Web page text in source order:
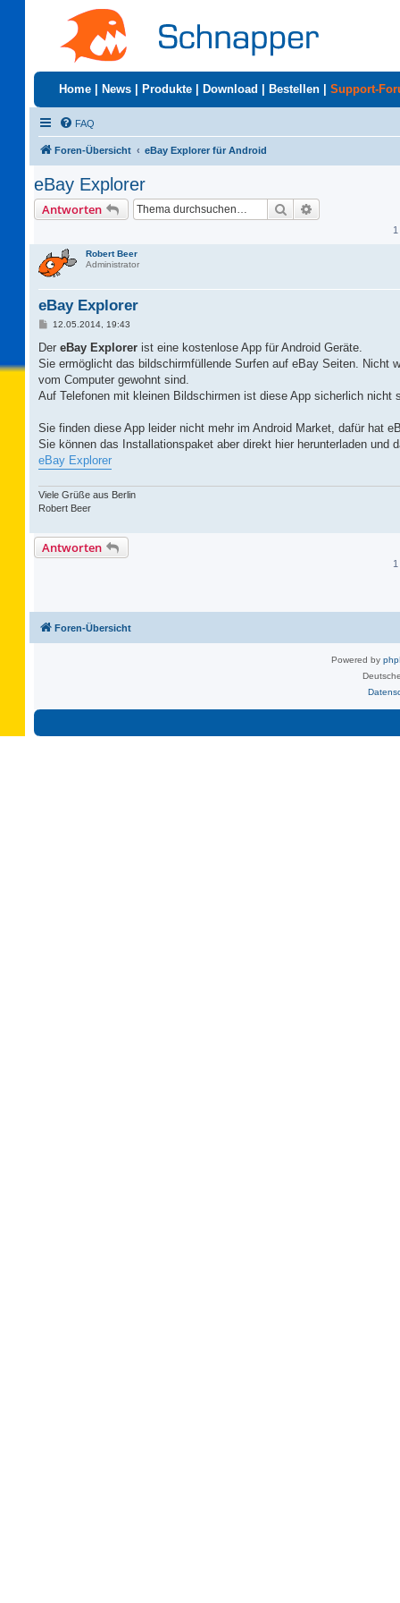
Home News Produkte Download Bestellen Support-
FAQ
Foren-Übersicht eBay Explorer für Android
eBay Explorer
Antworten Suche
Robert Beer
Administrator
eBay Explorer
B
i
r
a
12.05.2014, 19:43
Der eBay Explorer ist eine kostenlose App für Android Geräte.
Sie ermöglicht das bildschirmfüllende Surfen auf eBay Seiten. Nicht
vom Computer gewohnt sind.
Auf Telefonen mit kleinen Bildschirmen ist diese App sicherlich
Sie finden diese App leider nicht mehr im Android Market, dafür hat
Sie können das Installationspaket aber direkt hier herunterladen und
eBay Explorer
Viele Grüße aus Berlin
Robert Beer
Antworten
Foren-Übersicht
Powered by